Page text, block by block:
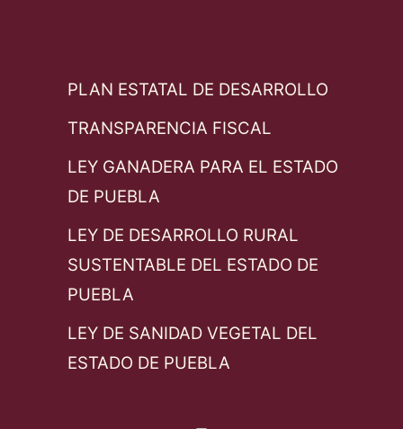
PLAN ESTATAL DE DESARROLLO
TRANSPARENCIA FISCAL
LEY GANADERA PARA EL ESTADO
DE PUEBLA
LEY DE DESARROLLO RURAL
SUSTENTABLE DEL ESTADO DE
PUEBLA
LEY DE SANIDAD VEGETAL DEL
ESTADO DE PUEBLA